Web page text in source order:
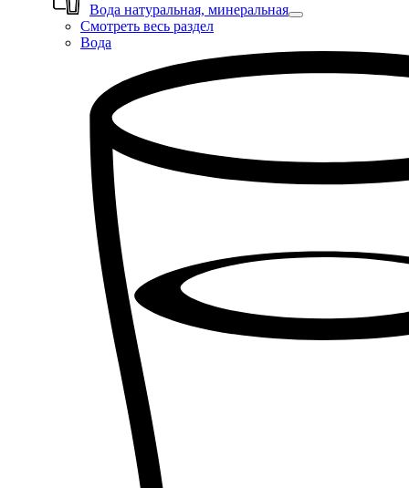
Вода натуральная, минеральная
Смотреть весь раздел
Вода